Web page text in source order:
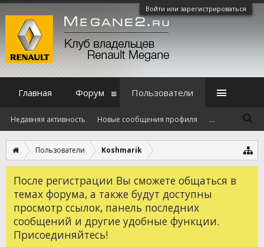
Войти или зарегистрироваться
Пользователи Koshmarik
После регистрации Вы сможете общаться в
темах форума, а также будут доступны
просмотр ссылок, панель последних
сообщений и другие удобные функции.
Присоединяйтесь!
Главная Форум Пользователи
Недавняя активность Новые сообщения профиля ...